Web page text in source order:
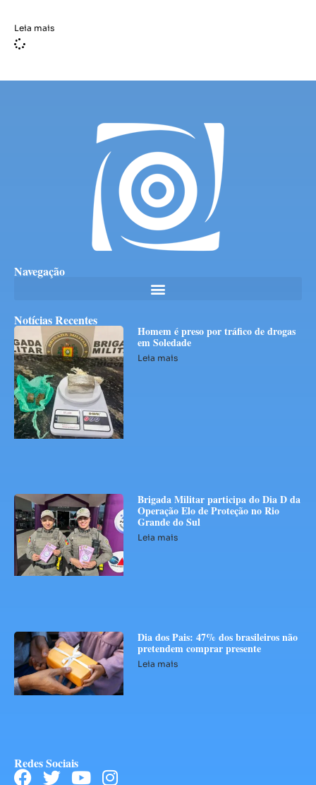
Leia mais
Navegação
Notícias Recentes
Homem é preso por tráfico de drogas
em Soledade
Leia mais
Brigada Militar participa do Dia D da
Operação Elo de Proteção no Rio
Grande do Sul
Leia mais
Dia dos Pais: 47% dos brasileiros não
pretendem comprar presente
Leia mais
Redes Sociais